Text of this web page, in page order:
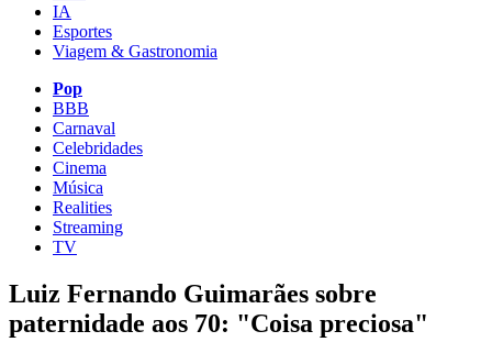
IA
Esportes
Viagem & Gastronomia
Pop
BBB
Carnaval
Celebridades
Cinema
Música
Realities
Streaming
TV
Luiz Fernando Guimarães sobre
paternidade aos 70: "Coisa preciosa"